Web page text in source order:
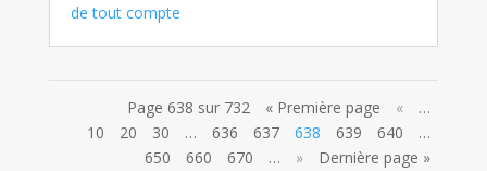
de tout compte
Page 638 sur 732 « Première page «
…
10
20 30 … 636 637 638 639 640
…
650
660 670 … » Dernière page »